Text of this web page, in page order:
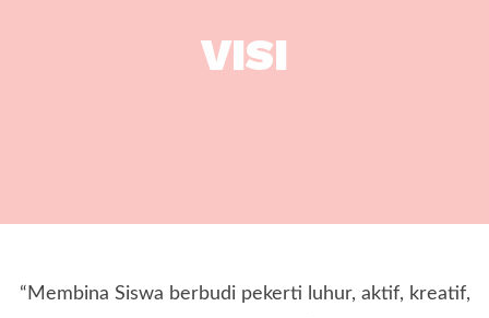
VISI
“Membina Siswa berbudi pekerti luhur, aktif, kreatif,